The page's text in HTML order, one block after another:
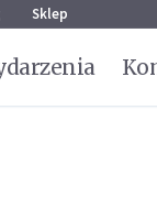
Sklep